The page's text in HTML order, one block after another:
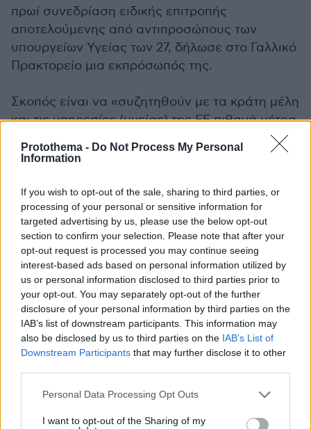
Protothema - Do Not Process My Personal
Information
If you wish to opt-out of the sale, sharing to third parties, or
processing of your personal or sensitive information for
targeted advertising by us, please use the below opt-out
section to confirm your selection. Please note that after your
opt-out request is processed you may continue seeing
interest-based ads based on personal information utilized by
us or personal information disclosed to third parties prior to
your opt-out. You may separately opt-out of the further
disclosure of your personal information by third parties on the
IAB’s list of downstream participants. This information may
also be disclosed by us to third parties on the IAB’s List of
Downstream Participants that may further disclose it to other
Please note that this website/app uses one or more Google
not limited to your visit or usage behaviour. You may click to
Personal Data Processing Opt Outs
I want to opt-out of the Sharing of my
πρωί συνεδρίαση ειδικής επιτροπής
αποτελούμενης από αντιπροσώπους των
υπουργείων Υγείας των 27, δήλωσε στο Γαλλικό
Πρακτορείο μια εκπρόσωπός της.
Σκοπός είναι να «συζητηθούν με τα κράτη μέλη
και τις υπηρεσίες (υγείας) της ΕΕ πιθανά μέτρα
προσέγγιση», διευκρίνισε.
Ευρωπαϊκή Επιτροπήθέλει να αποφευχθεί το
ενδεχόμενο ορισμένες κυβερνήσεις της ΕΕ να
κινηθούν σαν «μοναχικοί καβαλάρηδες»,
υιοθετώντας περιορισμούς στα σύνορα χωρίς
συντονισμό, όπως ακριβώς συνέβη στο πρώτο
στάδιο της πανδημίας, την άνοιξη του 2020.
Στις αρχές του μήνα, κατόπιν εισήγησης της
Κομισιόν, οι 27 συμφώνησαν να καταργήσουν
όλους τους περιορισμούς στην είσοδο στην ΕΕ
ταξιδιωτών από τις λεγόμενες τρίτες χώρες, με
άλλα λόγια να επιστρέψουν στην κατάσταση